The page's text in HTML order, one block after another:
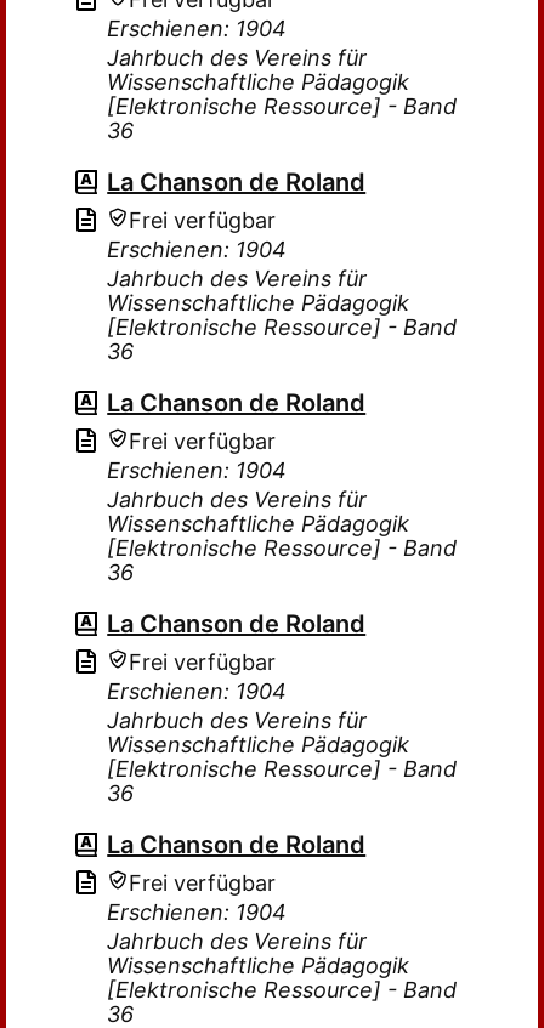
Erschienen: 1904
Jahrbuch des Vereins für
Wissenschaftliche Pädagogik
[Elektronische Ressource] - Band
36
La Chanson de Roland
Frei verfügbar
Erschienen: 1904
Jahrbuch des Vereins für
Wissenschaftliche Pädagogik
[Elektronische Ressource] - Band
36
La Chanson de Roland
Frei verfügbar
Erschienen: 1904
Jahrbuch des Vereins für
Wissenschaftliche Pädagogik
[Elektronische Ressource] - Band
36
La Chanson de Roland
Frei verfügbar
Erschienen: 1904
Jahrbuch des Vereins für
Wissenschaftliche Pädagogik
[Elektronische Ressource] - Band
36
La Chanson de Roland
Frei verfügbar
Erschienen: 1904
Jahrbuch des Vereins für
Wissenschaftliche Pädagogik
[Elektronische Ressource] - Band
36